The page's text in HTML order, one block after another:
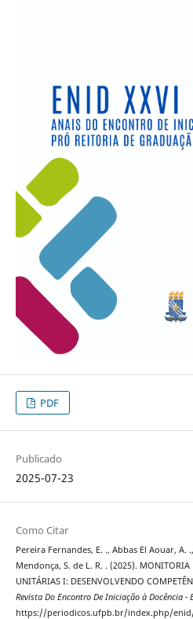
PDF
Publicado
2025-07-23
Como Citar
Pereira Fernandes, E. ., Abbas El Aouar, A.
Mendonça, S. de L. R. . (2025). MONITORIA
UNITÁRIAS I: DESENVOLVENDO
Revista Do Encontro De Iniciação à Docência -
https://periodicos.ufpb.br/index.php/